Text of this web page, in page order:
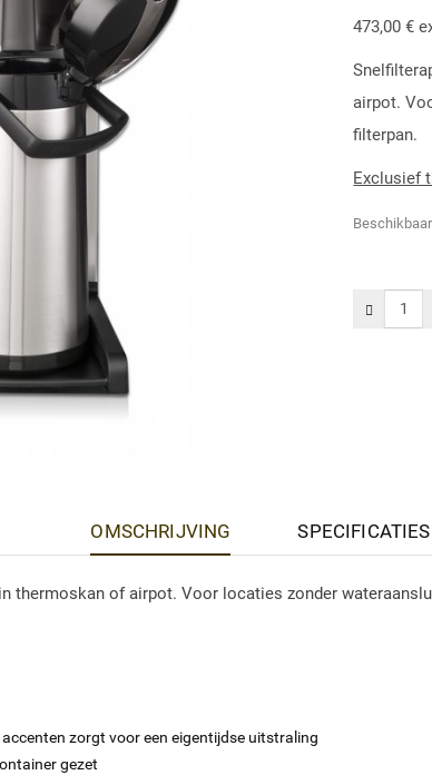
473,00 €
airpot.
filterpan.
Exclusief
OMSCHRIJVING SPECIFICATIES
thermoskan of airpot. Voor locaties zonder
zorgt voor een eigentijdse uitstraling
gezet